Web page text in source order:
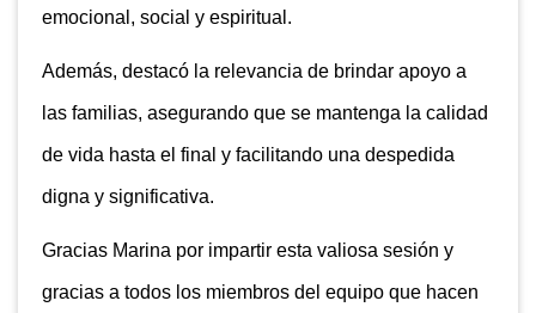
emocional, social y espiritual.
Además, destacó la relevancia de brindar apoyo a
las familias, asegurando que se mantenga la calidad
de vida hasta el final y facilitando una despedida
digna y significativa.
Gracias Marina por impartir esta valiosa sesión y
gracias a todos los miembros del equipo que hacen